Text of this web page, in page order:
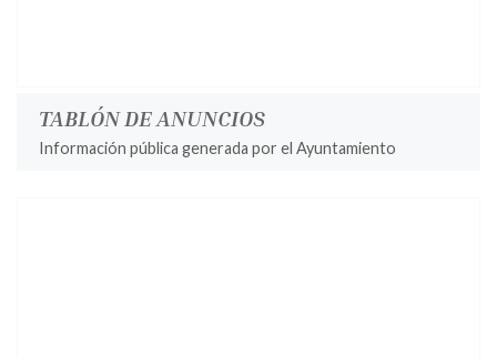
TABLÓN DE ANUNCIOS
Información pública generada por el Ayuntamiento